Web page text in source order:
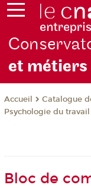
et métiers
Accueil
Catalogue
Psychologie du travail
Bloc de